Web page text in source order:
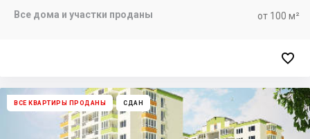
от 100 м²
Все дома и участки проданы

ВСЕ КВАРТИРЫ ПРОДАНЫ СДАН